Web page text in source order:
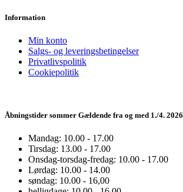
Information
Min konto
Salgs- og leveringsbetingelser
Privatlivspolitik
Cookiepolitik
Åbningstider sommer Gældende fra og med 1./4. 2026
Mandag: 10.00 - 17.00
Tirsdag: 13.00 - 17.00
Onsdag-torsdag-fredag: 10.00 - 17.00
Lørdag: 10.00 - 14.00
søndag: 10.00 - 16,00